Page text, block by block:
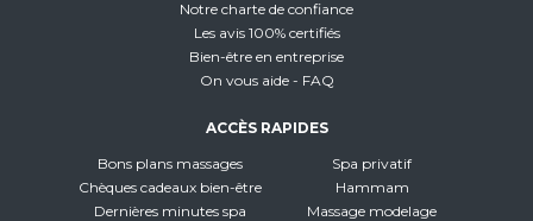
Notre charte de confiance
Les avis 100% certifiés
Bien-être en entreprise
On vous aide - FAQ
ACCÈS RAPIDES
Bons plans massages
Chèques cadeaux bien-être
Dernières minutes spa
Spa privatif
Hammam
Massage modelage